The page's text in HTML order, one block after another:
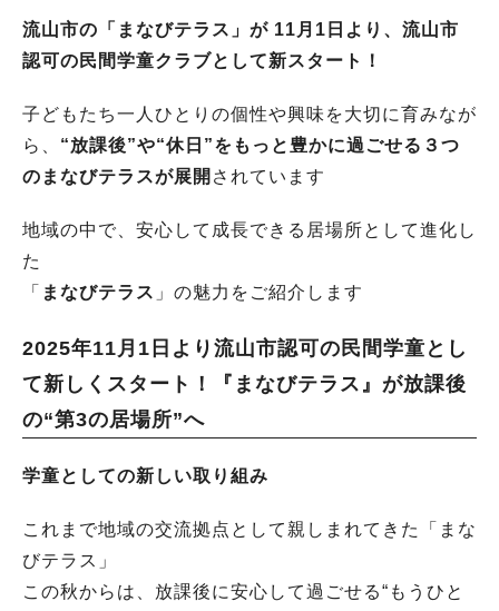
流山市の「まなびテラス」が 11月1日より、流山市
認可の民間学童クラブとして新スタート！
子どもたち一人ひとりの個性や興味を大切に育みなが
ら、 “放課後”や“休日”をもっと豊かに過ごせる３つ
のまなびテラスが展開 されています
地域の中で、安心して成長できる居場所として進化し
た
「 まなびテラス 」の魅力をご紹介します
2025年11月1日より流山市認可の民間学童とし
て新しくスタート！『まなびテラス』が放課後
の“第3の居場所”へ
学童としての新しい取り組み
これまで地域の交流拠点として親しまれてきた「まな
びテラス」
この秋からは、放課後に安心して過ごせる“もうひと